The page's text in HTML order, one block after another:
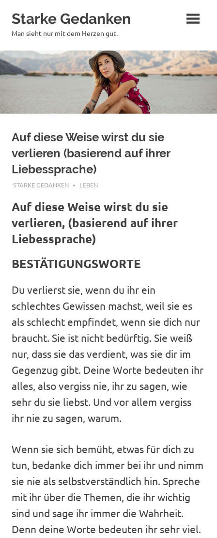
Inhalt
springen
Starke Gedanken
Man sieht nur mit dem Herzen gut.
Auf diese Weise wirst du sie
verlieren (basierend auf ihrer
Liebessprache)
APRIL 9, 2018
STARKE GEDANKEN LEBEN
Auf diese Weise wirst du sie
verlieren, (basierend auf ihrer
Liebessprache)
BESTÄTIGUNGSWORTE
Du verlierst sie, wenn du ihr ein
schlechtes Gewissen machst, weil sie es
als schlecht empfindet, wenn sie dich nur
braucht. Sie ist nicht bedürftig. Sie weiß
nur, dass sie das verdient, was sie dir im
Gegenzug gibt. Deine Worte bedeuten ihr
alles, also vergiss nie, ihr zu sagen, wie
sehr du sie liebst. Und vor allem vergiss
ihr nie zu sagen, warum.
Wenn sie sich bemüht, etwas für dich zu
tun, bedanke dich immer bei ihr und nimm
sie nie als selbstverständlich hin. Spreche
mit ihr über die Themen, die ihr wichtig
sind und sage ihr immer die Wahrheit.
Denn deine Worte bedeuten ihr sehr viel.